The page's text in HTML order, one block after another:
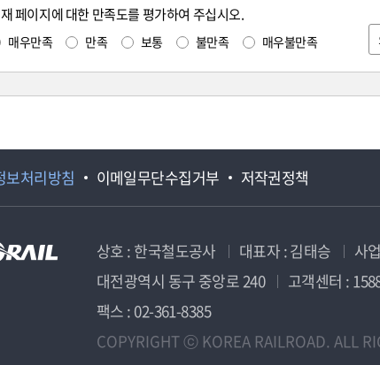
페이지에 대한 만족도를 평가하여 주십시오.
매우만족 만족 보통 불만족 매우불만족
보처리방침 이메일무단수집거부 저작권정책
상호 : 한국철도공사 대표자 : 김태승 사
대전광역시 동구 중앙로 240
고객센터 :
팩스 : 02-361-8385
COPYRIGHT ⓒ KOREA RAILROAD. ALL